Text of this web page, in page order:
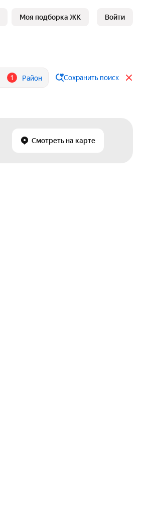
Моя подборка ЖК Войти
1 Район Сохранить поиск
Смотреть на карте